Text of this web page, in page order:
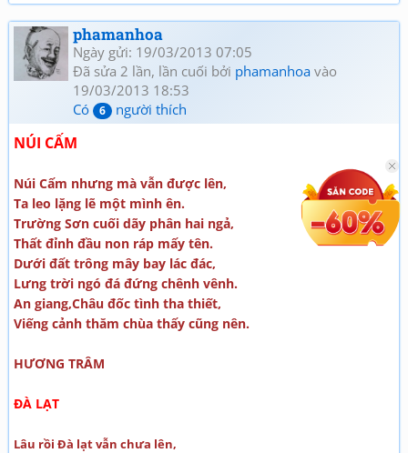
phamanhoa
Ngày gửi: 19/03/2013 07:05
Đã sửa 2 lần, lần cuối bởi phamanhoa vào
19/03/2013 18:53
Có
6 người thích
NÚI CẤM
Núi Cấm nhưng mà vẫn được lên,
Ta leo lặng lẽ một mình ên.
Trường Sơn cuối dãy phân hai ngả,
Thất đỉnh đầu non ráp mấy tên.
Dưới đất trông mây bay lác đác,
Lưng trời ngó đá đứng chênh vênh.
An giang,Châu đốc tình tha thiết,
Viếng cảnh thăm chùa thấy cũng nên.
HƯƠNG TRÂM
ĐÀ LẠT
Lâu rồi Đà lạt vẫn chưa lên,